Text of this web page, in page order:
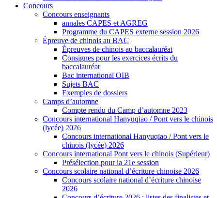
Concours
Concours enseignants
annales CAPES et AGREG
Programme du CAPES externe session 2026
Épreuve de chinois au BAC
Épreuves de chinois au baccalauréat
Consignes pour les exercices écrits du
baccalauréat
Bac international OIB
Sujets BAC
Exemples de dossiers
Camps d’automne
Compte rendu du Camp d’automne 2023
Concours international Hanyuqiao / Pont vers le chinois
(lycée) 2026
Concours international Hanyuqiao / Pont vers le
chinois (lycée) 2026
Concours international Pont vers le chinois (Supérieur)
Présélection pour la 21e session
Concours scolaire national d’écriture chinoise 2026
Concours scolaire national d’écriture chinoise
2026